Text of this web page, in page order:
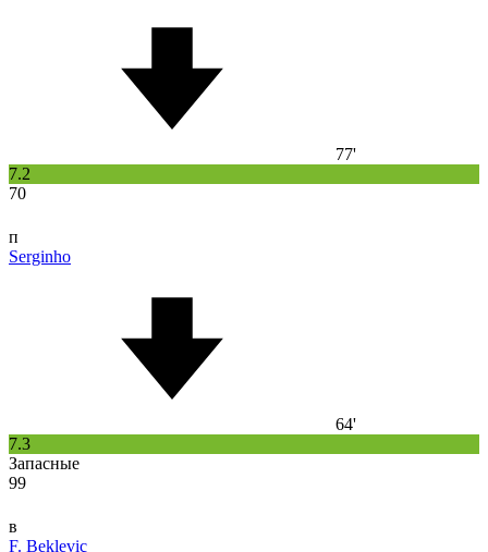
77'
7.2
70
п
Serginho
64'
7.3
Запасные
99
в
F. Bekleviç